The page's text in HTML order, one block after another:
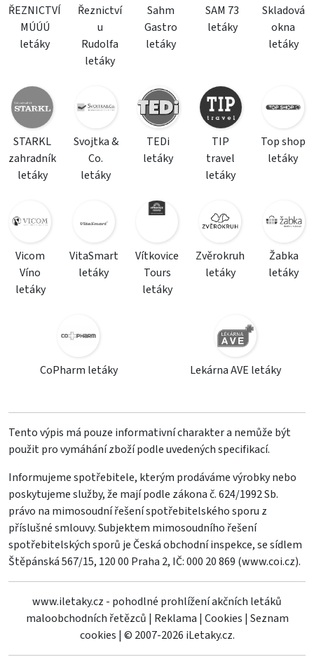
ŘEZNICTVÍ
MÚÚÚ
letáky
Řeznictví
u
Rudolfa
letáky
Sahm
Gastro
letáky
SAM 73
letáky
Skladová
okna
letáky
STARKL
zahradník
letáky
Svojtka &
Co.
letáky
TEDi
letáky
TIP
travel
letáky
Top shop
letáky
Vicom
Víno
letáky
VitaSmart
letáky
Vítkovice
Tours
letáky
Zvěrokruh
letáky
Žabka
letáky
CoPharm letáky Lekárna AVE letáky
Tento výpis má pouze informativní charakter a nemůže být
použit pro vymáhání zboží podle uvedených specifikací.
Informujeme spotřebitele, kterým prodáváme výrobky nebo
poskytujeme služby, že mají podle zákona č. 624/1992 Sb.
právo na mimosoudní řešení spotřebitelského sporu z
příslušné smlouvy. Subjektem mimosoudního řešení
spotřebitelských sporů je Česká obchodní inspekce, se sídlem
Štěpánská 567/15, 120 00 Praha 2, IČ: 000 20 869 (www.coi.cz).
www.iletaky.cz - pohodlné prohlížení akčních letáků
maloobchodních řetězců | Reklama | Cookies | Seznam
cookies | © 2007-2026 iLetaky.cz.